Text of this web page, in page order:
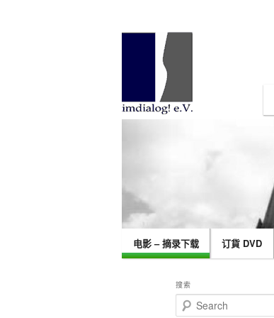
电影 – 摘录下载 订貨 DVD
搜索
Search